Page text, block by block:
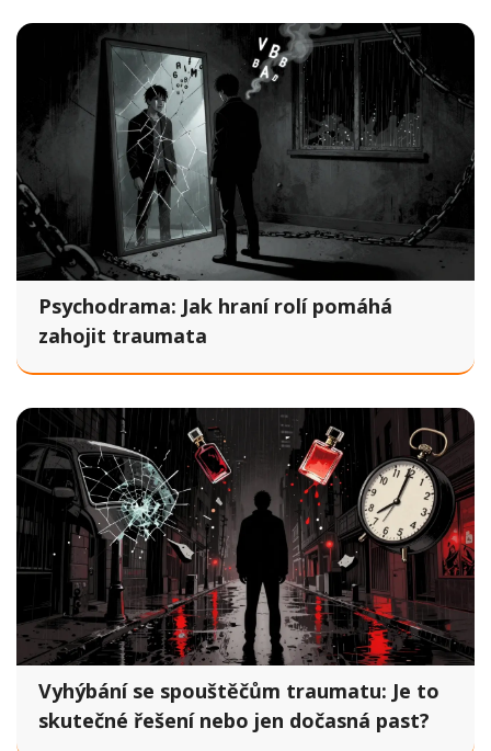
Psychodrama: Jak hraní rolí pomáhá
zahojit traumata
Vyhýbání se spouštěčům traumatu: Je to
skutečné řešení nebo jen dočasná past?